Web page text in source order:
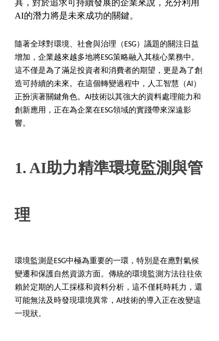
具，對於追求可持續發展的企業來說，充分利用
AI的潛力將是未來成功的關鍵。
隨著全球對環境、社會與治理（ESG）議題的關注日益
增加，企業越來越多地將ESG策略融入其核心業務中。
這不僅是為了滿足投資者和消費者的期望，更是為了創
造可持續的未來。在這個轉變過程中，人工智慧（AI）
正扮演著關鍵角色。AI技術以其強大的資料處理能力和
創新應用，正在為企業在ESG領域的實踐帶來深遠影
響。
1. AI助力精準環境監測與管
理
環境監測是ESG中極為重要的一環，特別是在應對氣候
變遷和保護自然資源方面。傳統的環境監測方法往往依
賴於定期的人工採樣和資料分析，這不僅耗時耗力，還
可能無法及時發現環境異常，AI技術的導入正在改變這
一現狀。